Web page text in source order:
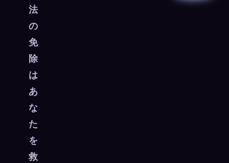
法
の
免
除
は
あ
な
た
を
救